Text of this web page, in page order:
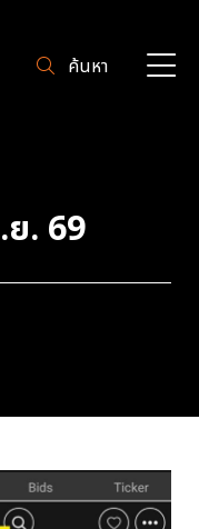
ค้นหา
. 69